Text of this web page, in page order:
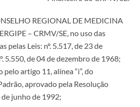
REGIONAL DE MEDICINA
– CRMV/SE, no uso das
pelas Leis: nº. 5.517, de 23 de
5.550, de 04 de dezembro de 1968;
pelo artigo 11, alínea “i”, do
aprovado pela Resolução
de junho de 1992;